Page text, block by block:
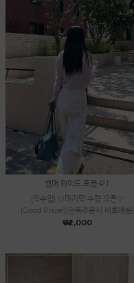
썸머 와이드 포켓-PT
[직수입] ♡마지막 수량 오픈♡
[Good Price!][단독주문시 바로배송]
₩62,000